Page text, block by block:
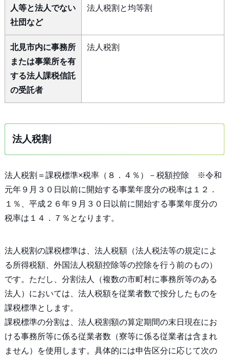
人等と法人でない
社団など
法人税割と均等割
北見市内に事務所
または事業所を有
する法人課税信託
の受託者
法人税割
法人税割
法人税割＝課税標準×税率（８．４％）－税額控除 ※令和
元年９月３０日以前に開始する事業年度分の税率は１２．
１％、平成２６年９月３０日以前に開始する事業年度分の
税率は１４．７％となります。
法人税割の課税標準は、法人税額（法人税法等の規定によ
る所得税額、外国法人税額控除等の控除を行う前のもの）
です。ただし、分割法人（複数の市町村に事務所等のある
法人）においては、法人税額を従業者数で按分したものを
課税標準とします。
課税標準の分割は、法人税割額の算定期間の末日現在にお
ける事務所等に係る従業者数（寮等に係る従業者は含まれ
ません）を使用します。具体的には申告区分に応じて次の